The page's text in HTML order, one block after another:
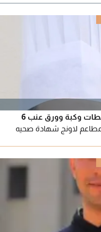
ديمي شيف جرد منجي مقبلات وسلطات وكبة وورق عنب 6
لاونج شهادة صحيه